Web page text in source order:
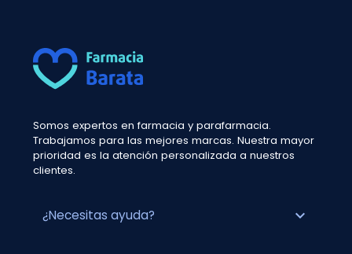
Somos expertos en farmacia y parafarmacia.
Trabajamos para las mejores marcas. Nuestra mayor
prioridad es la atención personalizada a nuestros
clientes.
¿Necesitas ayuda? expand_more